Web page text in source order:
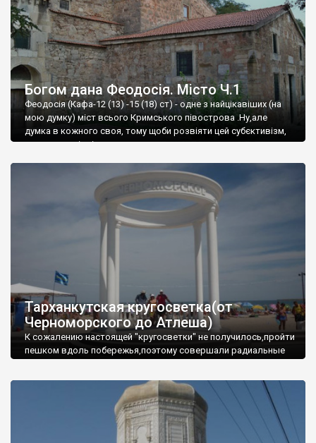
Богом дана Феодосія. Місто Ч.1
Феодосія (Кафа-12 (13) -15 (18) ст) - одне з найцікавіших (на
мою думку) міст всього Кримського півострова .Ну,але
думка в кожного своя, тому щоби розвіяти цей субєктивізм,
запрошую відвідати це
Тарханкутская кругосветка(от
Черноморского до Атлеша)
К сожалению настоящей "кругосветки" не получилось,пройти
пешком вдоль побережья,поэтому совершали радиальные